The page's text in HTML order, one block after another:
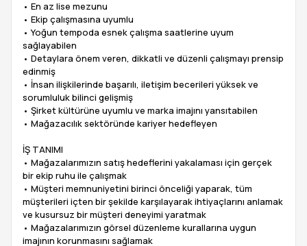
• En az lise mezunu
• Ekip çalışmasına uyumlu
• Yoğun tempoda esnek çalışma saatlerine uyum
sağlayabilen
• Detaylara önem veren, dikkatli ve düzenli çalışmayı prensip
edinmiş
• İnsan ilişkilerinde başarılı, iletişim becerileri yüksek ve
sorumluluk bilinci gelişmiş
• Şirket kültürüne uyumlu ve marka imajını yansıtabilen
• Mağazacılık sektöründe kariyer hedefleyen
İŞ TANIMI
• Mağazalarımızın satış hedeflerini yakalaması için gerçek
bir ekip ruhu ile çalışmak
• Müşteri memnuniyetini birinci önceliği yaparak, tüm
müşterileri içten bir şekilde karşılayarak ihtiyaçlarını anlamak
ve kusursuz bir müşteri deneyimi yaratmak
• Mağazalarımızın görsel düzenleme kurallarına uygun
imajının korunmasını sağlamak